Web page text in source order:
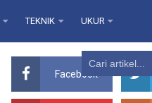
TEKNIK UKUR
Facebook